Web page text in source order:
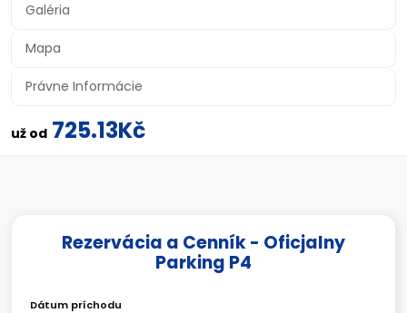
Galéria
Mapa
Právne Informácie
už od 725.13Kč
Rezervácia a Cenník - Oficjalny
Parking P4
Dátum príchodu